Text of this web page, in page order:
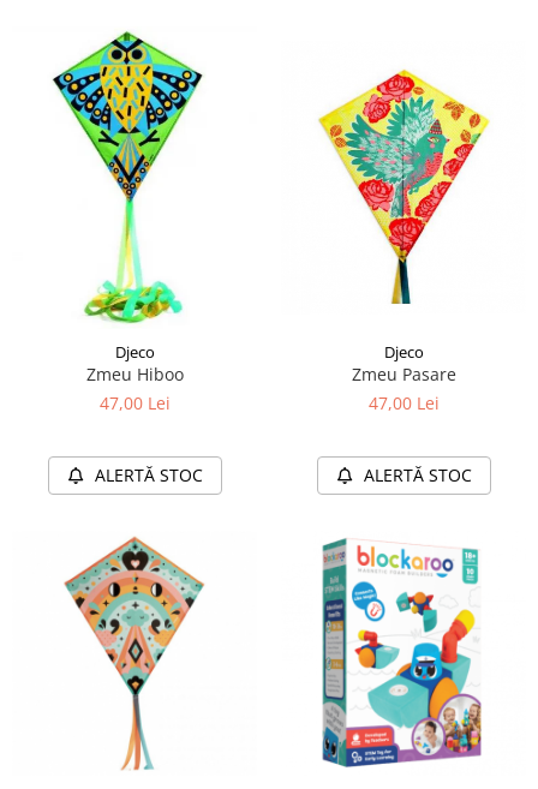
Djeco
Zmeu Hiboo
47,00 Lei
ALERTĂ STOC
Djeco
Zmeu Pasare
47,00 Lei
ALERTĂ STOC